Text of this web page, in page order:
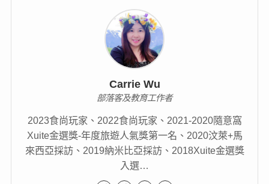
Carrie Wu
部落客及教育工作者
2023食尚玩家、2022食尚玩家、2021-2020隨意窩
Xuite金選獎-年度旅遊人氣獎第一名、2020汶萊+馬
來西亞採訪、2019納米比亞採訪、2018Xuite金選獎
入選…